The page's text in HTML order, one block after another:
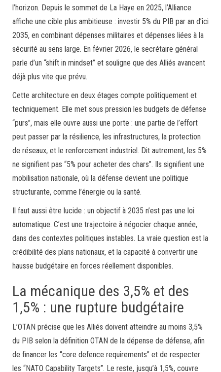
l’horizon. Depuis le sommet de La Haye en 2025, l’Alliance
affiche une cible plus ambitieuse : investir 5% du PIB par an d’ici
2035, en combinant dépenses militaires et dépenses liées à la
sécurité au sens large. En février 2026, le secrétaire général
parle d’un “shift in mindset” et souligne que des Alliés avancent
déjà plus vite que prévu.
Cette architecture en deux étages compte politiquement et
techniquement. Elle met sous pression les budgets de défense
“purs”, mais elle ouvre aussi une porte : une partie de l’effort
peut passer par la résilience, les infrastructures, la protection
de réseaux, et le renforcement industriel. Dit autrement, les 5%
ne signifient pas “5% pour acheter des chars”. Ils signifient une
mobilisation nationale, où la défense devient une politique
structurante, comme l’énergie ou la santé.
Il faut aussi être lucide : un objectif à 2035 n’est pas une loi
automatique. C’est une trajectoire à négocier chaque année,
dans des contextes politiques instables. La vraie question est la
crédibilité des plans nationaux, et la capacité à convertir une
hausse budgétaire en forces réellement disponibles.
La mécanique des 3,5% et des
1,5% : une rupture budgétaire
L’OTAN précise que les Alliés doivent atteindre au moins 3,5%
du PIB selon la définition OTAN de la dépense de défense, afin
de financer les “core defence requirements” et de respecter
les “NATO Capability Targets”. Le reste, jusqu’à 1,5%, couvre